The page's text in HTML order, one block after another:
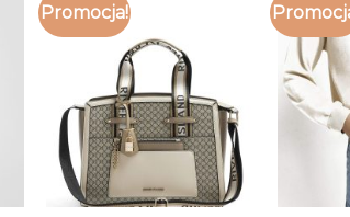
Promocja!